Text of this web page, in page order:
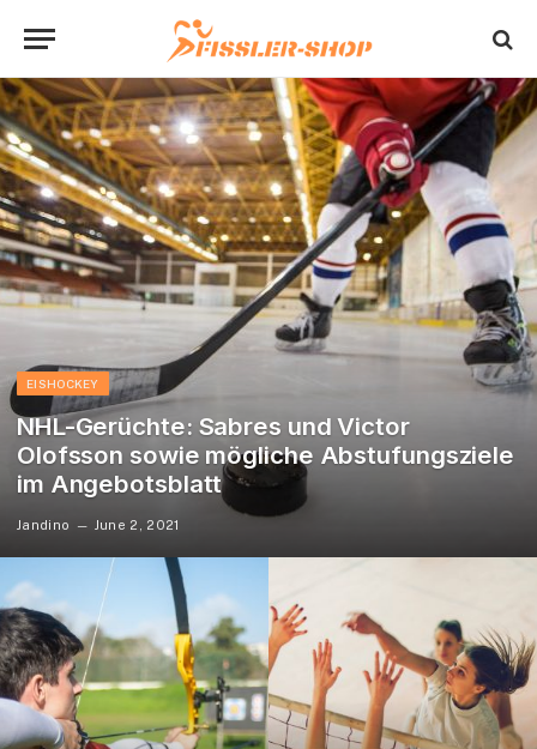
EISHOCKEY
NHL-Gerüchte: Sabres und Victor
Olofsson sowie mögliche Abstufungsziele
im Angebotsblatt
Jandino June 2, 2021